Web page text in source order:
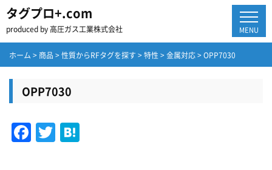
MENU
タグプロ+.com
produced by 高圧ガス工業株式会社
ホーム > 商品 >性質からRFタグを探す >特性 >金属対応>OPP7030
OPP7030
Facebook
Twitter